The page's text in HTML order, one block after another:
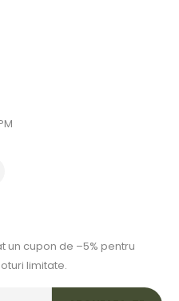
cupon de –5% pentru
limitate.